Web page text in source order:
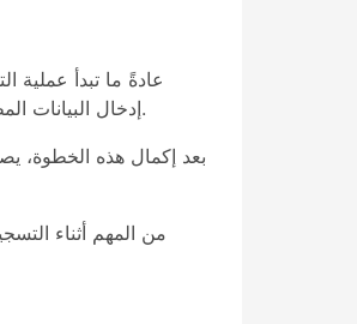
عادةً ما تبدأ
إدخال البيانات المطلوبة. وفي كثير من الحالات يتم إرسال رسالة تأكيد إلى البريد الإلكتروني أو رمز تحقق إلى الهاتف المحمول للتأكد من صحة معلومات الاتصال.
بعد إكمال هذه الخطوة،
من المهم أثناء